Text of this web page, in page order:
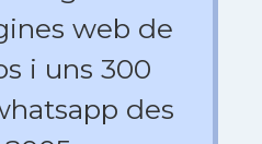
web de
i uns 300
des